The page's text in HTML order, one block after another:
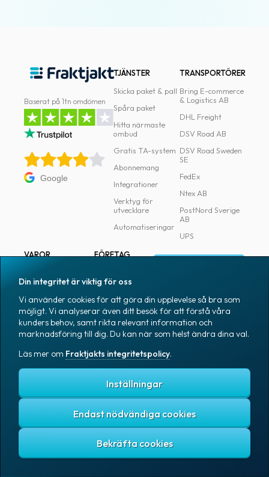
Förbjudet
och
farligt
innehåll
Baserat på 1tn omdömen
Google
TJÄNSTER
Skicka paket & pall
Spåra paket
Hitta närmaste
ombud
Gratis TA-system
Abonnemang
Integrationer
Verktyg för
utvecklare
Automatiseringar
TRANSPORTÖRER
Bring E-commerce
& Logistics AB
DHL Freight
DSV Road AB
DSV Road Sweden
SE
FedEx
Ntex AB
PostNord Sverige
AB
UPS
VAROR
Märkning
Emballage
Emballagetillbehör
Kontorsvaror
FÖRETAG
Pressrum
Medarbetare
Jobb & karriär
Nyhetsarkiv
Blogg
Skapa konto
Fraktjakts integritetspolicy
Allmänna villkor
Copyright © 2007 – 2026 Fraktjakt AB. All rights reserved.
Din integritet är viktig för oss
Vi använder cookies för att göra din upplevelse så bra som
möjligt. Vi analyserar även ditt besök för att förstå våra
kunders behov, samt rikta relevant information och
marknadsföring till dig. Du kan när som helst ändra dina val.
Läs mer om Fraktjakts integritetspolicy.
Inställningar
Endast nödvändiga cookies